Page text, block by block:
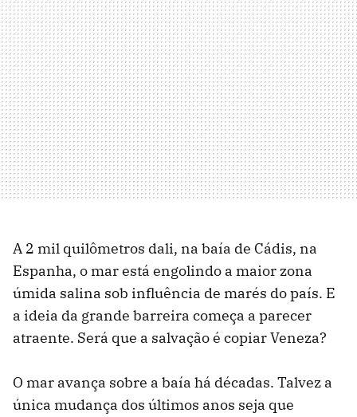
A 2 mil quilômetros dali, na baía de Cádis, na
Espanha, o mar está engolindo a maior zona
úmida salina sob influência de marés do país. E
a ideia da grande barreira começa a parecer
atraente. Será que a salvação é copiar Veneza?
O mar avança sobre a baía há décadas. Talvez a
única mudança dos últimos anos seja que